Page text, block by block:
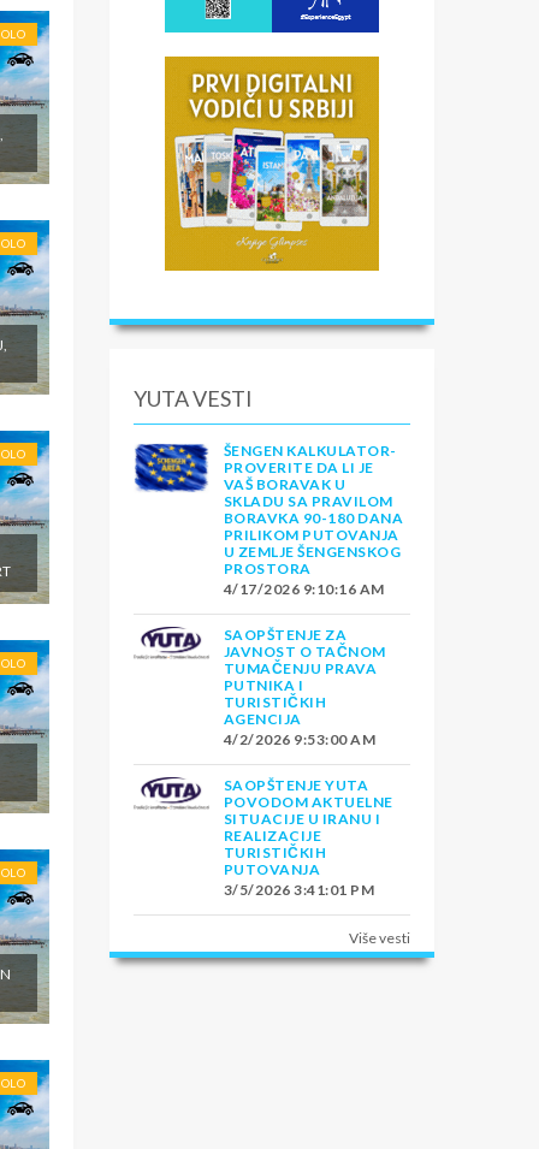
YUTA VESTI
ŠENGEN KALKULATOR-
PROVERITE DA LI JE
VAŠ BORAVAK U
SKLADU SA PRAVILOM
BORAVKA 90-180 DANA
PRILIKOM PUTOVANJA
U ZEMLJE ŠENGENSKOG
PROSTORA
4/17/2026 9:10:16 AM
SAOPŠTENJE ZA
JAVNOST O TAČNOM
TUMAČENJU PRAVA
PUTNIKA I
TURISTIČKIH
AGENCIJA
4/2/2026 9:53:00 AM
SAOPŠTENJE YUTA
POVODOM AKTUELNE
SITUACIJE U IRANU I
REALIZACIJE
TURISTIČKIH
PUTOVANJA
3/5/2026 3:41:01 PM
Više vesti